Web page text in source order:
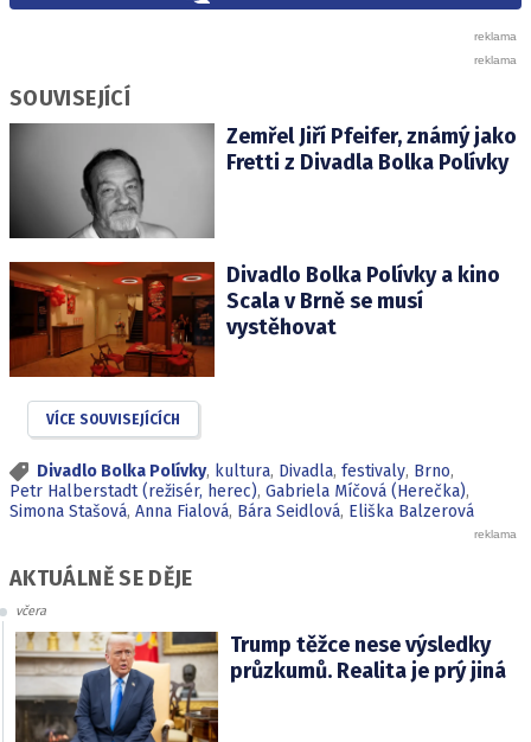
SOUVISEJÍCÍ
Zemřel Jiří Pfeifer, známý jako
Fretti z Divadla Bolka Polívky
Divadlo Bolka Polívky a kino
Scala v Brně se musí
vystěhovat
VÍCE SOUVISEJÍCÍCH
Divadlo Bolka Polívky, kultura, Divadla, festivaly, Brno,
Petr Halberstadt (režisér, herec), Gabriela Míčová (Herečka),
Simona Stašová, Anna Fialová, Bára Seidlová, Eliška Balzerová
AKTUÁLNĚ SE DĚJE
včera
Trump těžce nese výsledky
průzkumů. Realita je prý jiná